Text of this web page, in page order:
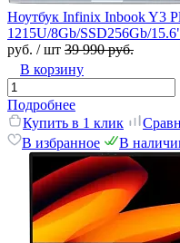
Ноутбук Infinix Inbook Y3
1215U/8Gb/SSD256Gb/
руб. / шт 39 990 руб.
В корзину
Подробнее
Купить в 1 клик
В избранное
В